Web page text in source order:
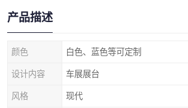
产品描述
颜色 白色、蓝色等可定制
设计内容 车展展台
风格 现代